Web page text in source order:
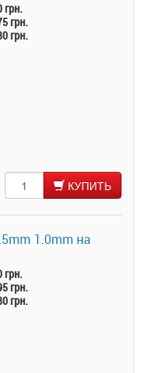
грн.
грн.
грн.
КУПИТЬ
1.0mm на
грн.
грн.
грн.